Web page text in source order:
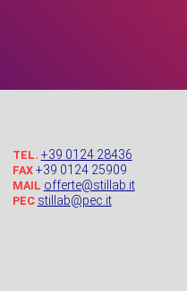
TEL. +39 0124 28436
FAX+39 0124 25909
MAIL offerte@stillab.it
PEC stillab@pec.it